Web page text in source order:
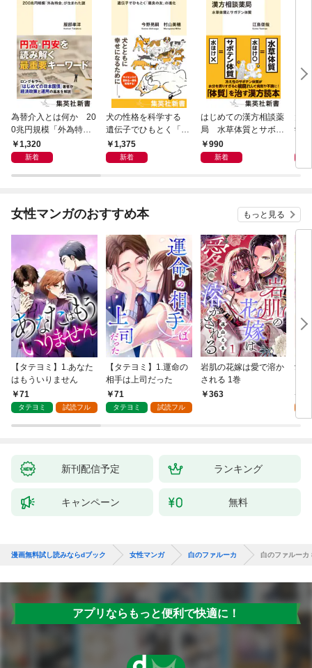
為替介入とは何か 20
0兆円規模「外為特
会」が生まれた謎
1,320
新着
犬の性格を科学する
遺伝子でひもとく「最
良の友」の進化
1,375
新着
はじめての漢方相談薬
局 水草体質とサボテ
ン体質
990
新着
学
女性マンガのおすすめ本 もっと見る
【タテヨミ】1.あなた
はもういりません
71
タテヨミ 試読フル
【タテヨミ】1.運命の
相手は上司だった
71
タテヨミ 試読フル
岩肌の花嫁は愛で溶か
される 1巻
363
愛
新刊配信予定 ランキング
キャンペーン 無料
漫画無料試し読みならdブック 女性マンガ 白のファルーカ 白のファルーカ
アプリならもっと便利で快適に！